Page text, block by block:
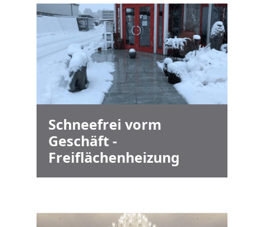
Schneefrei vorm
Geschäft -
Freiflächenheizung